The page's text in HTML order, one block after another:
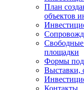
План
объектов
Свободные
площадки
Формы
Выставки,
Контакты